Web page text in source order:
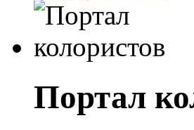
Портал